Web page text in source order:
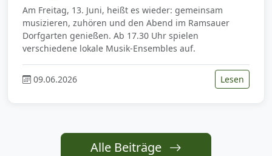
Am Freitag, 13. Juni, heißt es wieder: gemeinsam
musizieren, zuhören und den Abend im Ramsauer
Dorfgarten genießen. Ab 17.30 Uhr spielen
verschiedene lokale Musik-Ensembles auf.
09.06.2026 Lesen
Alle Beiträge